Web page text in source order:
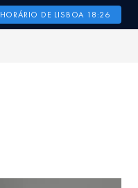
HORÁRIO DE LISBOA 18:26